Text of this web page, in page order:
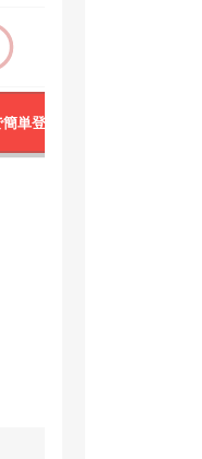
単登録